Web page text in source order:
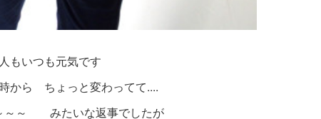
もいつも元気です
から ちょっと変わってて....
～ みたいな返事でしたが